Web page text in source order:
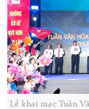
Lễ khai mạc Tuần